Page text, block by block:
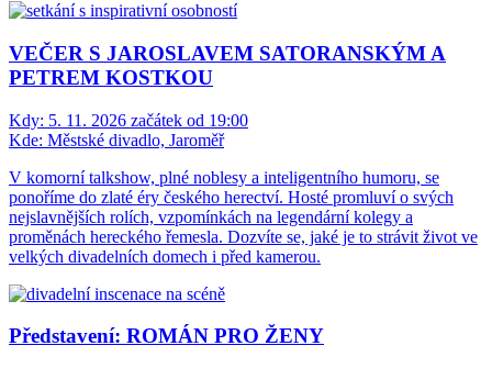
VEČER S JAROSLAVEM SATORANSKÝM A
PETREM KOSTKOU
Kdy: 5. 11. 2026 začátek od 19:00
Kde: Městské divadlo, Jaroměř
V komorní talkshow, plné noblesy a inteligentního humoru, se
ponoříme do zlaté éry českého herectví. Hosté promluví o svých
nejslavnějších rolích, vzpomínkách na legendární kolegy a
proměnách hereckého řemesla. Dozvíte se, jaké je to strávit život ve
velkých divadelních domech i před kamerou.
Představení: ROMÁN PRO ŽENY